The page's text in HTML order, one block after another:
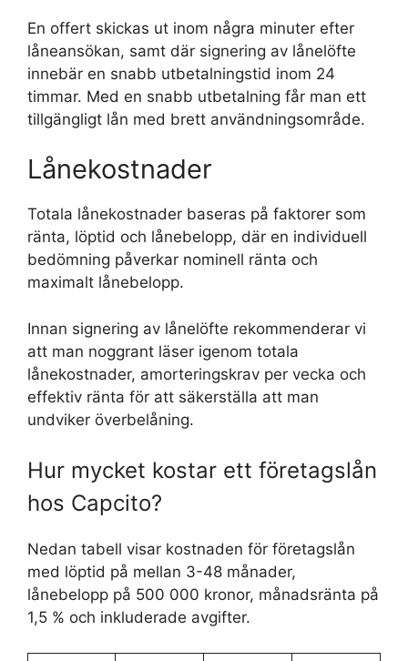
En offert skickas ut inom några minuter efter
låneansökan, samt där signering av lånelöfte
innebär en snabb utbetalningstid inom 24
timmar. Med en snabb utbetalning får man ett
tillgängligt lån med brett användningsområde.
Lånekostnader
Totala lånekostnader baseras på faktorer som
ränta, löptid och lånebelopp, där en individuell
bedömning påverkar nominell ränta och
maximalt lånebelopp.
Innan signering av lånelöfte rekommenderar vi
att man noggrant läser igenom totala
lånekostnader, amorteringskrav per vecka och
effektiv ränta för att säkerställa att man
undviker överbelåning.
Hur mycket kostar ett företagslån
hos Capcito?
Nedan tabell visar kostnaden för företagslån
med löptid på mellan 3-48 månader,
lånebelopp på 500 000 kronor, månadsränta på
1,5 % och inkluderade avgifter.